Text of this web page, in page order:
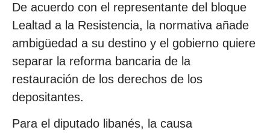
De acuerdo con el representante del bloque
Lealtad a la Resistencia, la normativa añade
ambigüedad a su destino y el gobierno quiere
separar la reforma bancaria de la
restauración de los derechos de los
depositantes.
Para el diputado libanés, la causa